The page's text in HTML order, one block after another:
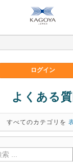
よくある
すべてのカテゴリを